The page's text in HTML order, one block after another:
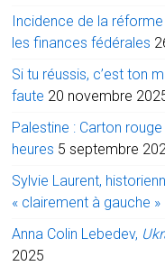
Incidence de la
les finances fédérales
Si tu réussis, c’est ton
faute 20 novembre
Palestine : Carton
heures 5 septembre
Sylvie Laurent,
« clairement à gauche »
Anna Colin Lebedev,
2025